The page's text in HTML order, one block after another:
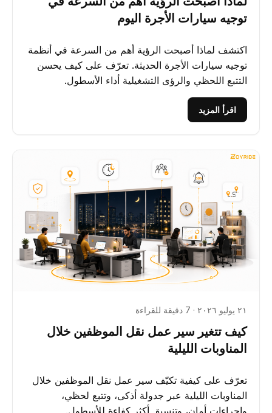
توجيه سيارات الأجرة اليوم
اكتشف لماذا أصبحت الرؤية أهم من السرعة في أنظمة
توجيه سيارات الأجرة الحديثة. تعرّف على كيف يحسن
التتبع اللحظي والرؤى التشغيلية أداء الأسطول.
اقرأ المزيد
٢١ يوليو ٢٠٢٦ · 7 دقيقة للقراءة
كيف تتغير سير عمل نقل الموظفين خلال
المناوبات الليلية
تعرّف على كيفية تكيّف سير عمل نقل الموظفين خلال
المناوبات الليلية عبر جدولة أذكى، وتتبع لحظي،
وإجراءات أمان، وتنسيق أكثر كفاءة للأسطول.